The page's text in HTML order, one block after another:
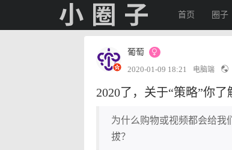
首页 圈子
葡萄
2020-01-09 18:21
电脑端
2020了，关于“策略”你了
为什么购物或视频都会给我
拔？